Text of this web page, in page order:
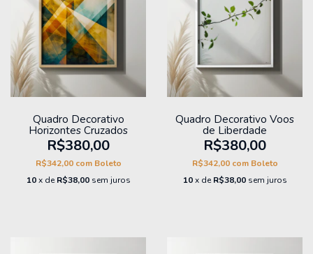
Quadro Decorativo
Horizontes Cruzados
R$380,00
R$342,00 com Boleto
10 x de R$38,00 sem juros
Quadro Decorativo Voos
de Liberdade
R$380,00
R$342,00 com Boleto
10 x de R$38,00 sem juros